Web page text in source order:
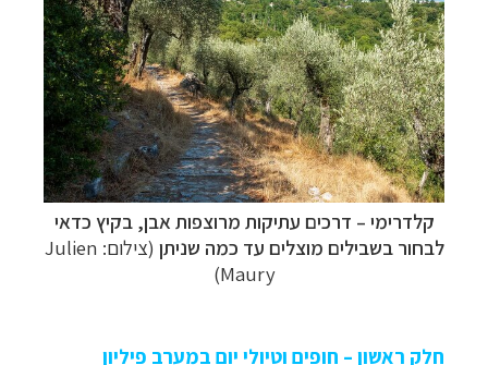
קלדרימי – דרכים עתיקות מרוצפות אבן,בקיץ כדאי
לבחור בשבילים מוצלים עד כמה שניתן
(צילום: Julien
Maury)
חלק ראשון – חופים וטיולי יום במערב פיליון